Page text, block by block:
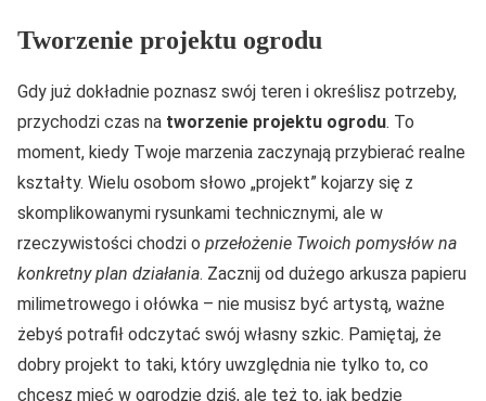
Tworzenie projektu ogrodu
Gdy już dokładnie poznasz swój teren i określisz potrzeby,
przychodzi czas na tworzenie projektu ogrodu. To
moment, kiedy Twoje marzenia zaczynają przybierać realne
kształty. Wielu osobom słowo „projekt” kojarzy się z
skomplikowanymi rysunkami technicznymi, ale w
rzeczywistości chodzi o przełożenie Twoich pomysłów na
konkretny plan działania. Zacznij od dużego arkusza papieru
milimetrowego i ołówka – nie musisz być artystą, ważne
żebyś potrafił odczytać swój własny szkic. Pamiętaj, że
dobry projekt to taki, który uwzględnia nie tylko to, co
chcesz mieć w ogrodzie dziś, ale też to, jak będzie